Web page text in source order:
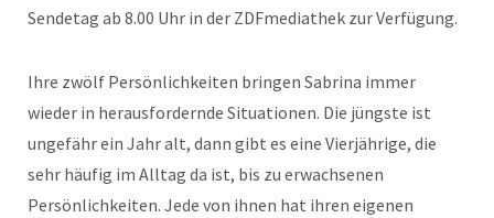
Sendetag ab 8.00 Uhr in der ZDFmediathek zur Verfügung.
Ihre zwölf Persönlichkeiten bringen Sabrina immer
wieder in herausfordernde Situationen. Die jüngste ist
ungefähr ein Jahr alt, dann gibt es eine Vierjährige, die
sehr häufig im Alltag da ist, bis zu erwachsenen
Persönlichkeiten. Jede von ihnen hat ihren eigenen